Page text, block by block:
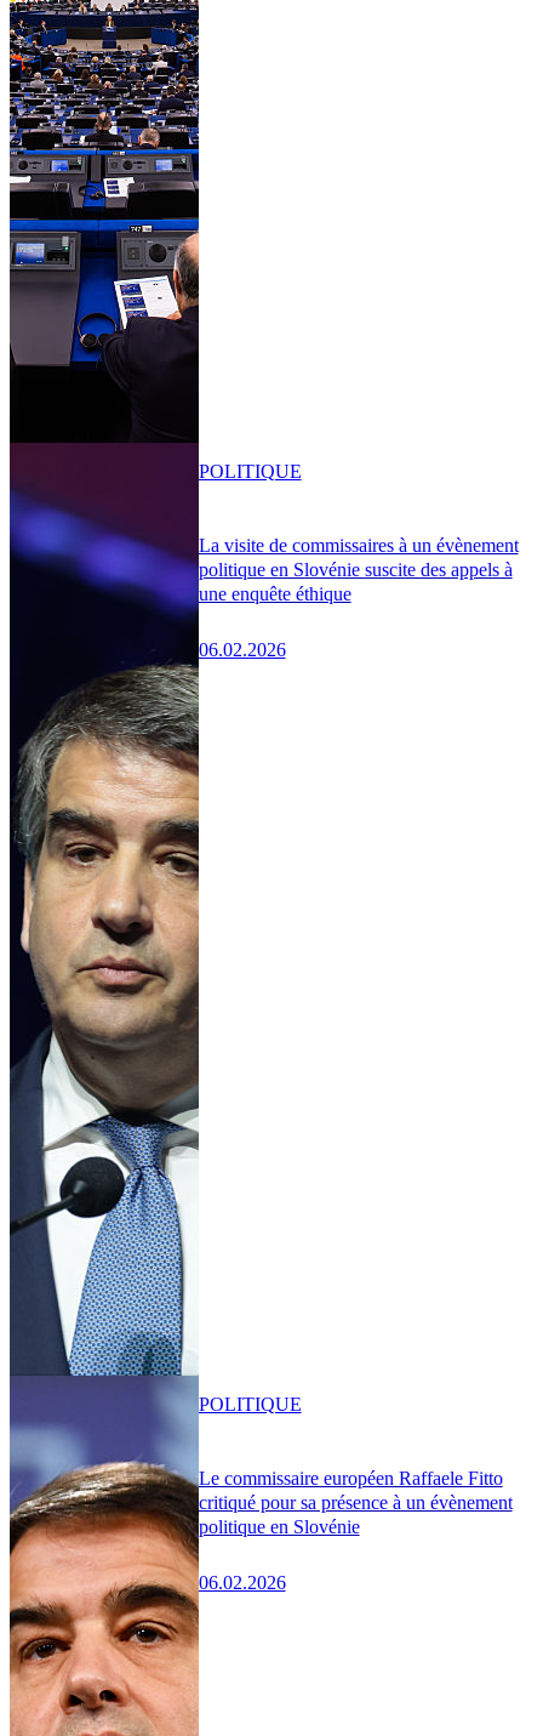
La visite de commissaires à un évènement
politique en Slovénie suscite des appels à
une enquête éthique
06.02.2026
POLITIQUE
Le commissaire européen Raffaele Fitto
critiqué pour sa présence à un évènement
politique en Slovénie
06.02.2026
POLITIQUE